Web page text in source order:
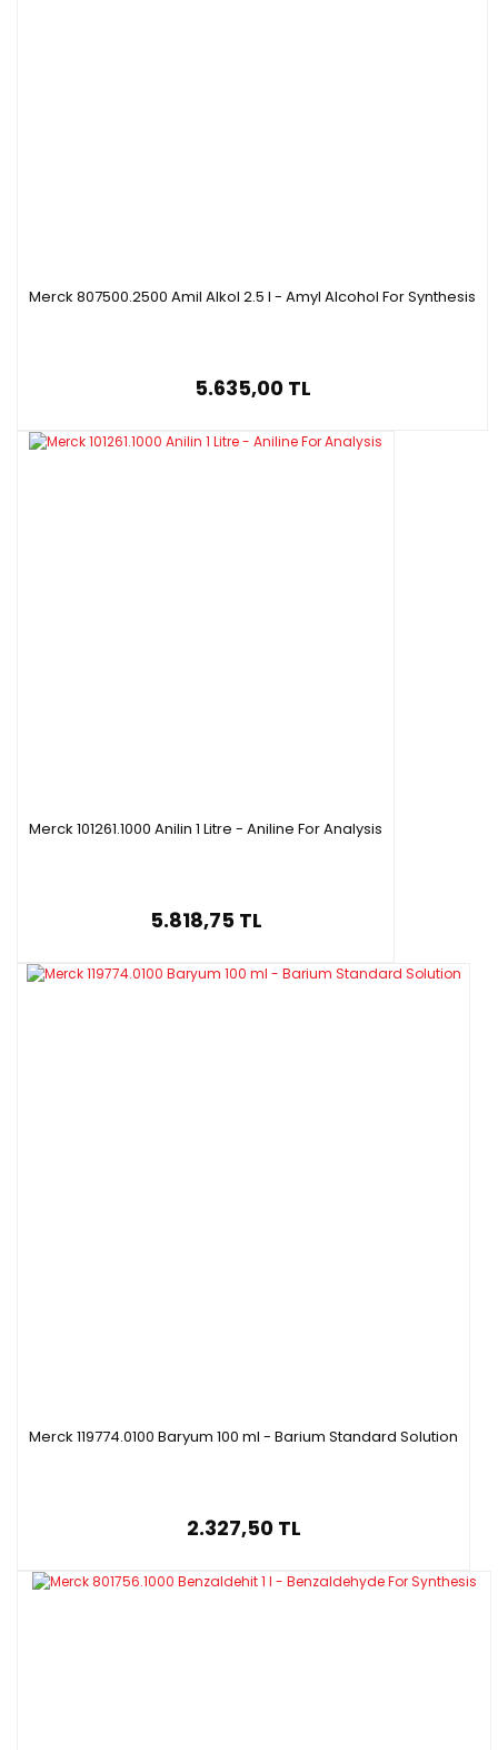
Merck 807500.2500 Amil Alkol 2.5 l - Amyl Alcohol For Synthesis
5.635,00 TL
Merck 101261.1000 Anilin 1 Litre - Aniline For Analysis
5.818,75 TL
Merck 119774.0100 Baryum 100 ml - Barium Standard Solution
2.327,50 TL